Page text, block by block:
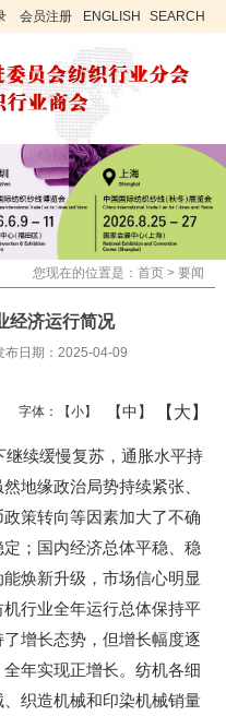
会员注册 ENGLISH SEARCH
您现在的位置是： 首页 > 要闻
经济运行简况
布日期：2025-04-09
字体： 【小】 【中】 【大】
续缓慢复苏，通胀水平持
地缘政治局势持续紧张、
策转向等因素加大了不确
；国内经济总体平稳、稳
焕新升级，市场信心明显
行业全年运行总体保持平
增长态势，但增长幅度逐
年实现正增长。纺机各细
织造机械和印染机械销量